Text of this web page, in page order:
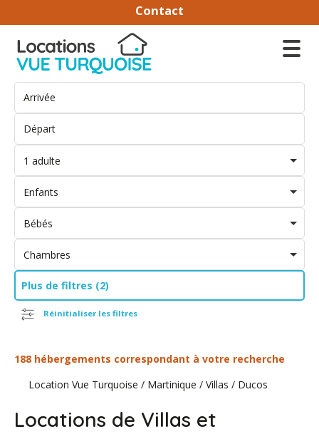
Contact
1 adulte
Enfants
Bébés
Chambres
Plus de filtres (2)
Réinitialiser les filtres
188 hébergements correspondant à votre recherche
Location Vue Turquoise / Martinique / Villas / Ducos
Locations de Villas et